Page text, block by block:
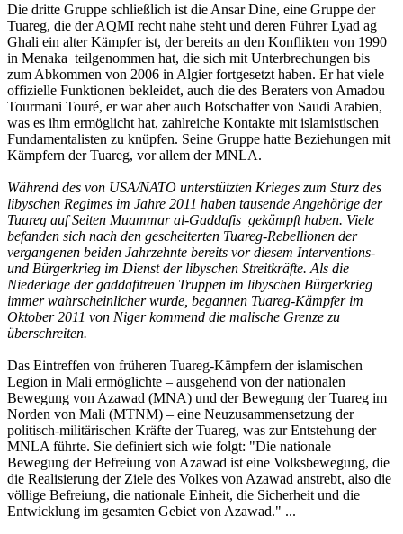
Die dritte Gruppe schließlich ist die Ansar Dine, eine Gruppe der
Tuareg, die der AQMI recht nahe steht und deren Führer Lyad ag
Ghali ein alter Kämpfer ist, der bereits an den Konflikten von 1990
in Menaka teilgenommen hat, die sich mit Unterbrechungen bis
zum Abkommen von 2006 in Algier fortgesetzt haben. Er hat viele
offizielle Funktionen bekleidet, auch die des Beraters von Amadou
Tourmani Touré, er war aber auch Botschafter von Saudi Arabien,
was es ihm ermöglicht hat, zahlreiche Kontakte mit islamistischen
Fundamentalisten zu knüpfen. Seine Gruppe hatte Beziehungen mit
Kämpfern der Tuareg, vor allem der MNLA.
Während des von USA/NATO unterstützten Krieges zum Sturz des
libyschen Regimes im Jahre 2011 haben tausende Angehörige der
Tuareg auf Seiten Muammar al-Gaddafis gekämpft haben. Viele
befanden sich nach den gescheiterten Tuareg-Rebellionen der
vergangenen beiden Jahrzehnte bereits vor diesem Interventions-
und Bürgerkrieg im Dienst der libyschen Streitkräfte. Als die
Niederlage der gaddafitreuen Truppen im libyschen Bürgerkrieg
immer wahrscheinlicher wurde, begannen Tuareg-Kämpfer im
Oktober 2011 von Niger kommend die malische Grenze zu
überschreiten.
Das Eintreffen von früheren Tuareg-Kämpfern der islamischen
Legion in Mali ermöglichte – ausgehend von der nationalen
Bewegung von Azawad (MNA) und der Bewegung der Tuareg im
Norden von Mali (MTNM) – eine Neuzusammensetzung der
politisch-militärischen Kräfte der Tuareg, was zur Entstehung der
MNLA führte. Sie definiert sich wie folgt: "Die nationale
Bewegung der Befreiung von Azawad ist eine Volksbewegung, die
die Realisierung der Ziele des Volkes von Azawad anstrebt, also die
völlige Befreiung, die nationale Einheit, die Sicherheit und die
Entwicklung im gesamten Gebiet von Azawad." ...